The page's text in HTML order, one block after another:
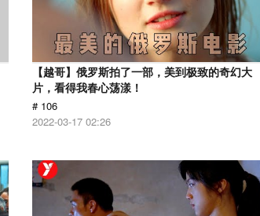
【越哥】俄罗斯拍了一部，美到极致的奇幻大
片，看得我春心荡漾！
# 106
2022-03-17 02:26